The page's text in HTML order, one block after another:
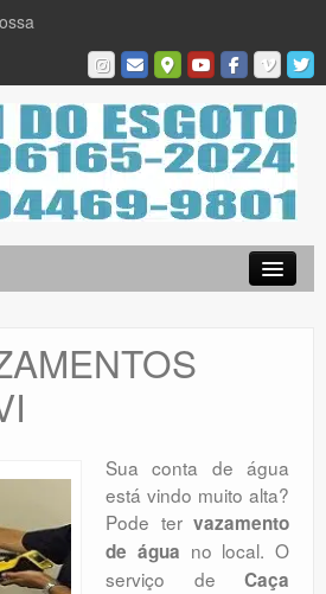
Sua conta de água
está vindo muito alta?
Pode ter vazamento
de água no local. O
serviço de Caça